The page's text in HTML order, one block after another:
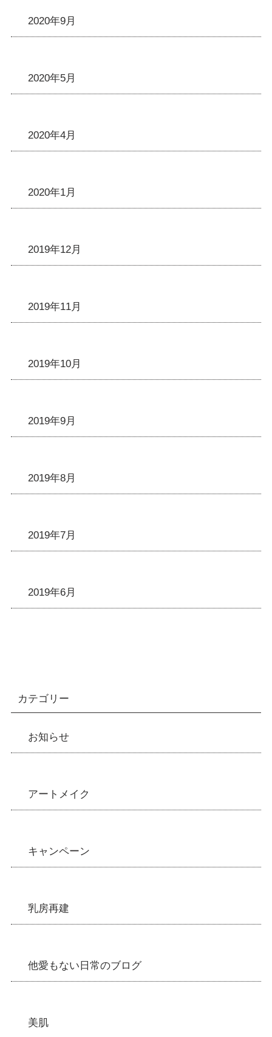
2020年9月
2020年5月
2020年4月
2020年1月
2019年12月
2019年11月
2019年10月
2019年9月
2019年8月
2019年7月
2019年6月
カテゴリー
お知らせ
アートメイク
キャンペーン
乳房再建
他愛もない日常のブログ
美肌